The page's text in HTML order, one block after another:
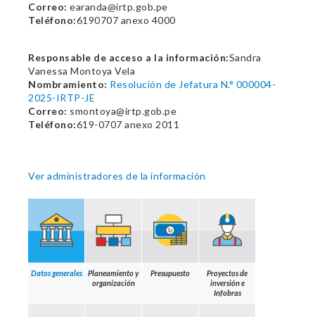
Correo: earanda@irtp.gob.pe
Teléfono:6190707 anexo 4000
Responsable de acceso a la información:Sandra
Vanessa Montoya Vela
Nombramiento: Resolución de Jefatura N.° 000004-
2025-IRTP-JE
Correo: smontoya@irtp.gob.pe
Teléfono:619-0707 anexo 2011
Ver administradores de la información
Datos generales
Planeamiento y
organización
Presupuesto
Proyectos de
inversión e
Infobras